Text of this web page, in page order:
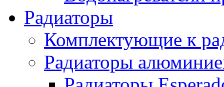
Радиаторы
Комплектующие к
Радиаторы